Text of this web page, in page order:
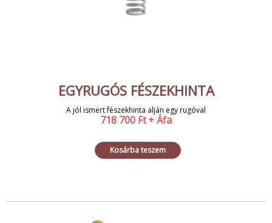
EGYRUGÓS FÉSZEKHINTA
A jól ismert fészekhinta alján egy rugóval
718 700 Ft+ Áfa
Kosárba teszem